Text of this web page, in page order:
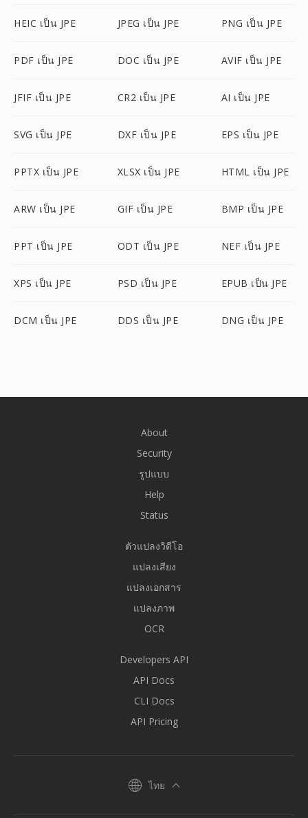
HEIC เป็น JPE JPEG เป็น JPE PNG เป็น JPE
PDF เป็น JPE DOC เป็น JPE AVIF เป็น JPE
JFIF เป็น JPE CR2 เป็น JPE AI เป็น JPE
SVG เป็น JPE DXF เป็น JPE EPS เป็น JPE
PPTX เป็น JPE XLSX เป็น JPE HTML เป็น JPE
ARW เป็น JPE GIF เป็น JPE BMP เป็น JPE
PPT เป็น JPE ODT เป็น JPE NEF เป็น JPE
XPS เป็น JPE PSD เป็น JPE EPUB เป็น JPE
DCM เป็น JPE DDS เป็น JPE DNG เป็น JPE
About
Security
รูปแบบ
Help
Status
ตัวแปลงวิดีโอ
แปลงเสียง
แปลงเอกสาร
แปลงภาพ
OCR
Developers API
API Docs
CLI Docs
API Pricing
ไทย